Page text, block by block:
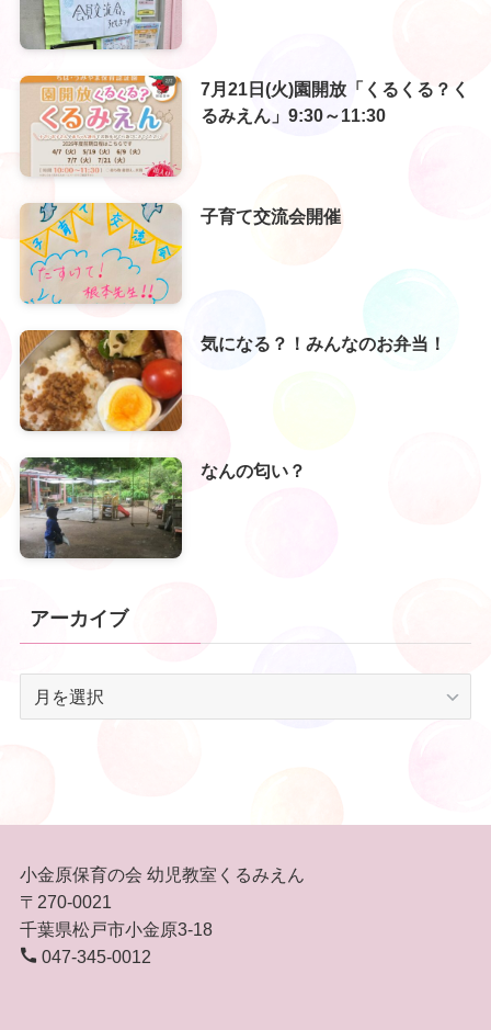
7月21日(火)園開放「くるくる？く
るみえん」9:30～11:30
子育て交流会開催
気になる？！みんなのお弁当！
なんの匂い？
アーカイブ
小金原保育の会 幼児教室くるみえん
〒270-0021
千葉県松戸市小金原3-18
047-345-0012